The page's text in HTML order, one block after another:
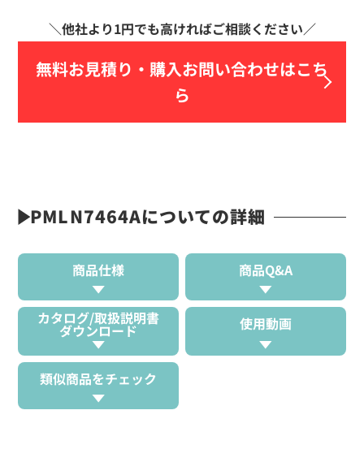
無料お見積り・ 購入お問い合わせはこち
ら
PMLN7464Aについての詳細
商品仕様 商品Q&A
カタログ/取扱説明書
ダウンロード 使用動画
類似商品をチェック